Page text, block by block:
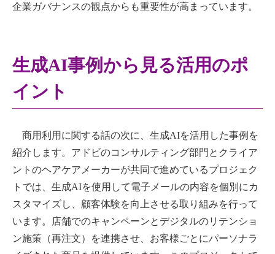
企業ガバナンスの観点からも重要性が高まっています。
生成AI事例から見る活用のポ
イント
商用利用に関する話の次に、生成AIを活用した事例を
紹介します。アドビのコンサルティング部門とクライア
ントのヘアケアメーカーが共同で進めているプロジェク
トでは、生成AIを使用して電子メールの内容を個別にカ
スタマイズし、顧客体験を向上させる取り組みを行って
います。店舗でのキャンペーンとデジタルのリテンショ
ン施策（再注文）を連携させ、お客様ごとにパーソナラ